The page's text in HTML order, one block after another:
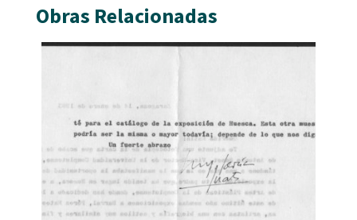
Obras Relacionadas